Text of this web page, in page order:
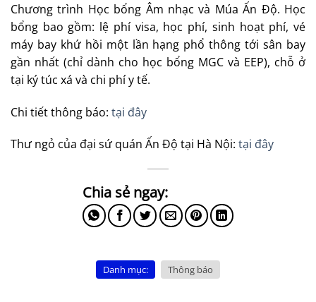
Chương trình Học bổng Âm nhạc và Múa Ấn Độ. Học
bổng bao gồm: lệ phí visa, học phí, sinh hoạt phí, vé
máy bay khứ hồi một lần hạng phổ thông tới sân bay
gần nhất (chỉ dành cho học bổng MGC và EEP), chỗ ở
tại ký túc xá và chi phí y tế.
Chi tiết thông báo: tại đây
Thư ngỏ của đại sứ quán Ấn Độ tại Hà Nội: tại đây
Danh mục: Thông báo